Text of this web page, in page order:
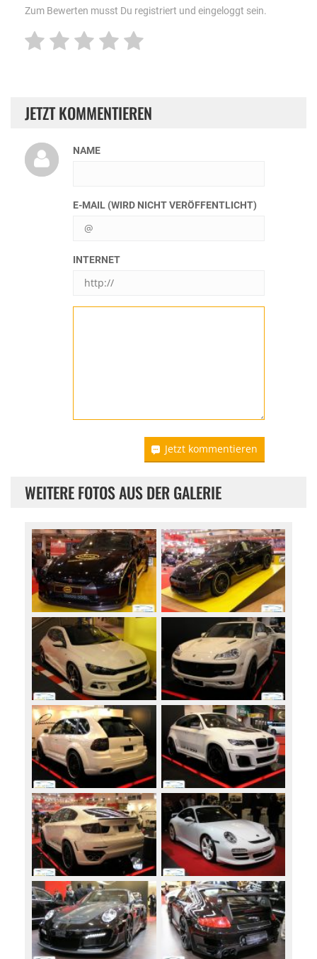
Zum Bewerten musst Du registriert und eingeloggt sein.
JETZT KOMMENTIEREN
NAME
E-MAIL (WIRD NICHT VERÖFFENTLICHT)
INTERNET
Jetzt kommentieren
WEITERE FOTOS AUS DER GALERIE